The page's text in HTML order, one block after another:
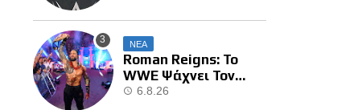
ΝΕΑ
Roman Reigns: Το
WWE Ψάχνει Τον
Επόμενο Διεκδικητή
6.8.26